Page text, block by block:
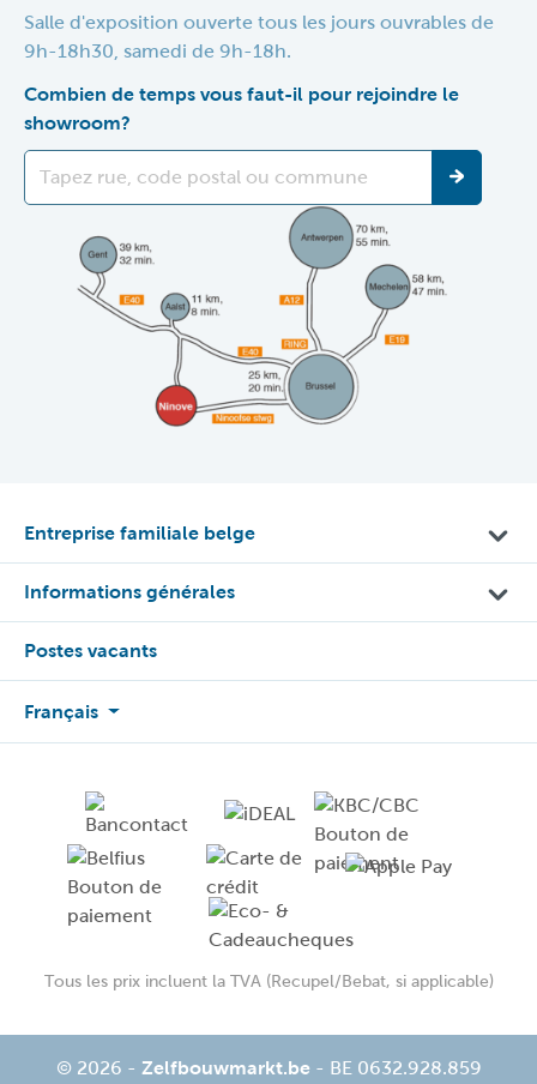
Salle d'exposition ouverte tous les jours ouvrables de
9h-18h30, samedi de 9h-18h.
Combien de temps vous faut-il pour rejoindre le
showroom?
Entreprise familiale belge
Informations générales
Postes vacants
Français
Tous les prix incluent la TVA (Recupel/Bebat, si applicable)
© 2026 - Zelfbouwmarkt.be- BE 0632.928.859